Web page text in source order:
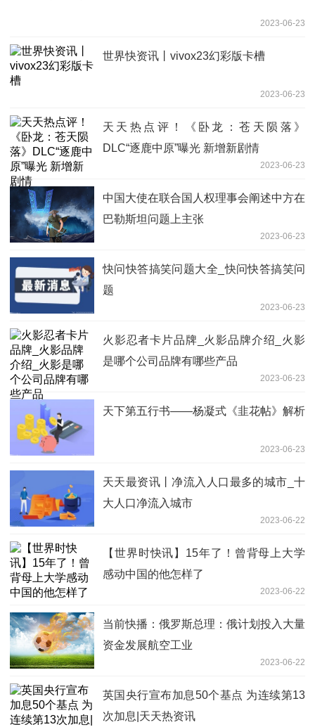
2023-06-23
世界快资讯丨vivox23幻彩版卡槽
2023-06-23
天天热点评！《卧龙：苍天陨落》
DLC“逐鹿中原”曝光 新增新剧情
2023-06-23
中国大使在联合国人权理事会阐述中方在
巴勒斯坦问题上主张
2023-06-23
快问快答搞笑问题大全_快问快答搞笑问
题
2023-06-23
火影忍者卡片品牌_火影品牌介绍_火影
是哪个公司品牌有哪些产品
2023-06-23
天下第五行书——杨凝式《韭花帖》解析
2023-06-23
天天最资讯丨净流入人口最多的城市_十
大人口净流入城市
2023-06-22
【世界时快讯】15年了！曾背母上大学
感动中国的他怎样了
2023-06-22
当前快播：俄罗斯总理：俄计划投入大量
资金发展航空工业
2023-06-22
英国央行宣布加息50个基点 为连续第13
次加息|天天热资讯